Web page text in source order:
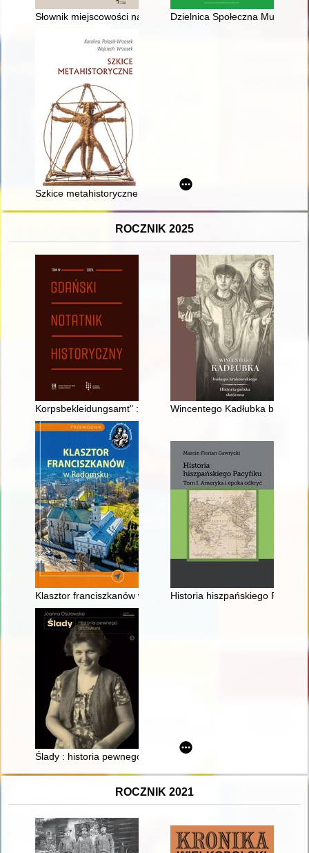
Słownik miejscowości na Żmudzi : oparty na "Herbarzu
Dzielnica Społeczna Muranów
Szkice metahistoryczne
ROCZNIK 2025
Korpsbekleidungsamt" : geneza : przyczynek do studium
Wincentego Kadłubka
Klasztor franciszkanów w RadomskuHistoria hiszpańskiego
Ślady : historia pewnego archiwum
ROCZNIK 2021